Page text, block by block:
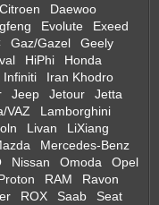
Citroen
Daewoo
Evolute
Exeed
Gaz/Gazel
Geely
HiPhi
Honda
Infiniti
Iran Khodro
Jeep Jetour
Jetta
VAZ
Lamborghini
Livan
LiXiang
Mercedes-Benz
Nissan Omoda
Opel
RAM
Ravon
ROX Saab
Seat